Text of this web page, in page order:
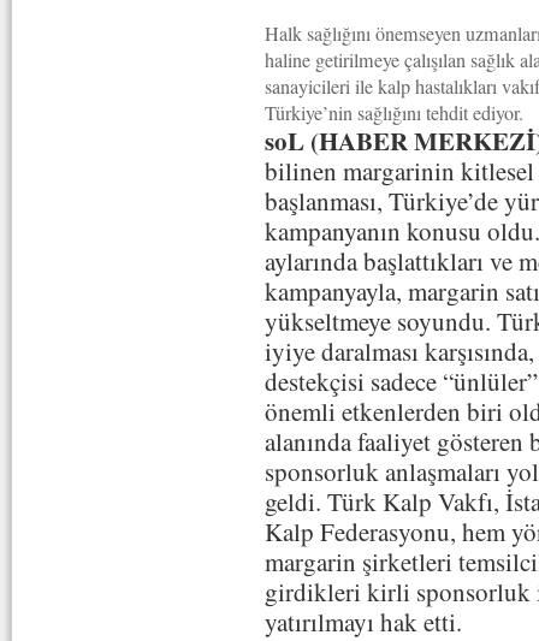
Halk sağlığını önemseyen
haline getirilmeye çalışılan sağlık
sanayicileri ile kalp hastalıkları
Türkiye’nin sağlığını tehdit ediyor.
soL (HABER
bilinen margarinin
başlanması, Türkiye’de
kampanyanın konusu
aylarında başlattıkları
kampanyayla, margarin
yükseltmeye soyundu.
iyiye daralması
destekçisi sadece
önemli etkenlerden biri
alanında faaliyet gösteren
sponsorluk anlaşmaları
geldi. Türk Kalp Vakfı,
Kalp Federasyonu, hem
margarin şirketleri
girdikleri kirli sponsorluk
yatırılmayı hak etti.